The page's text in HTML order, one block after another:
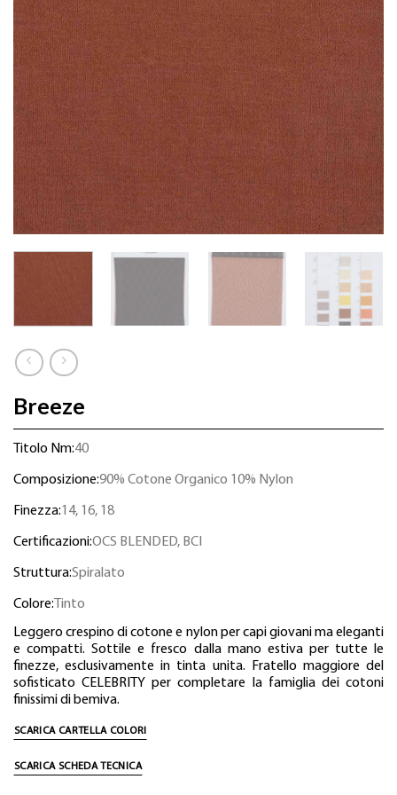
Breeze
Titolo Nm:40
Composizione:90% Cotone Organico 10% Nylon
Finezza:14, 16, 18
Certificazioni:OCS BLENDED, BCI
Struttura:Spiralato
Colore: Tinto
Leggero crespino di cotone e nylon per capi giovani ma eleganti
e compatti. Sottile e fresco dalla mano estiva per tutte le
finezze, esclusivamente in tinta unita. Fratello maggiore del
sofisticato CELEBRITY per completare la famiglia dei cotoni
finissimi di bemiva.
SCARICA CARTELLA COLORI
SCARICA SCHEDA TECNICA